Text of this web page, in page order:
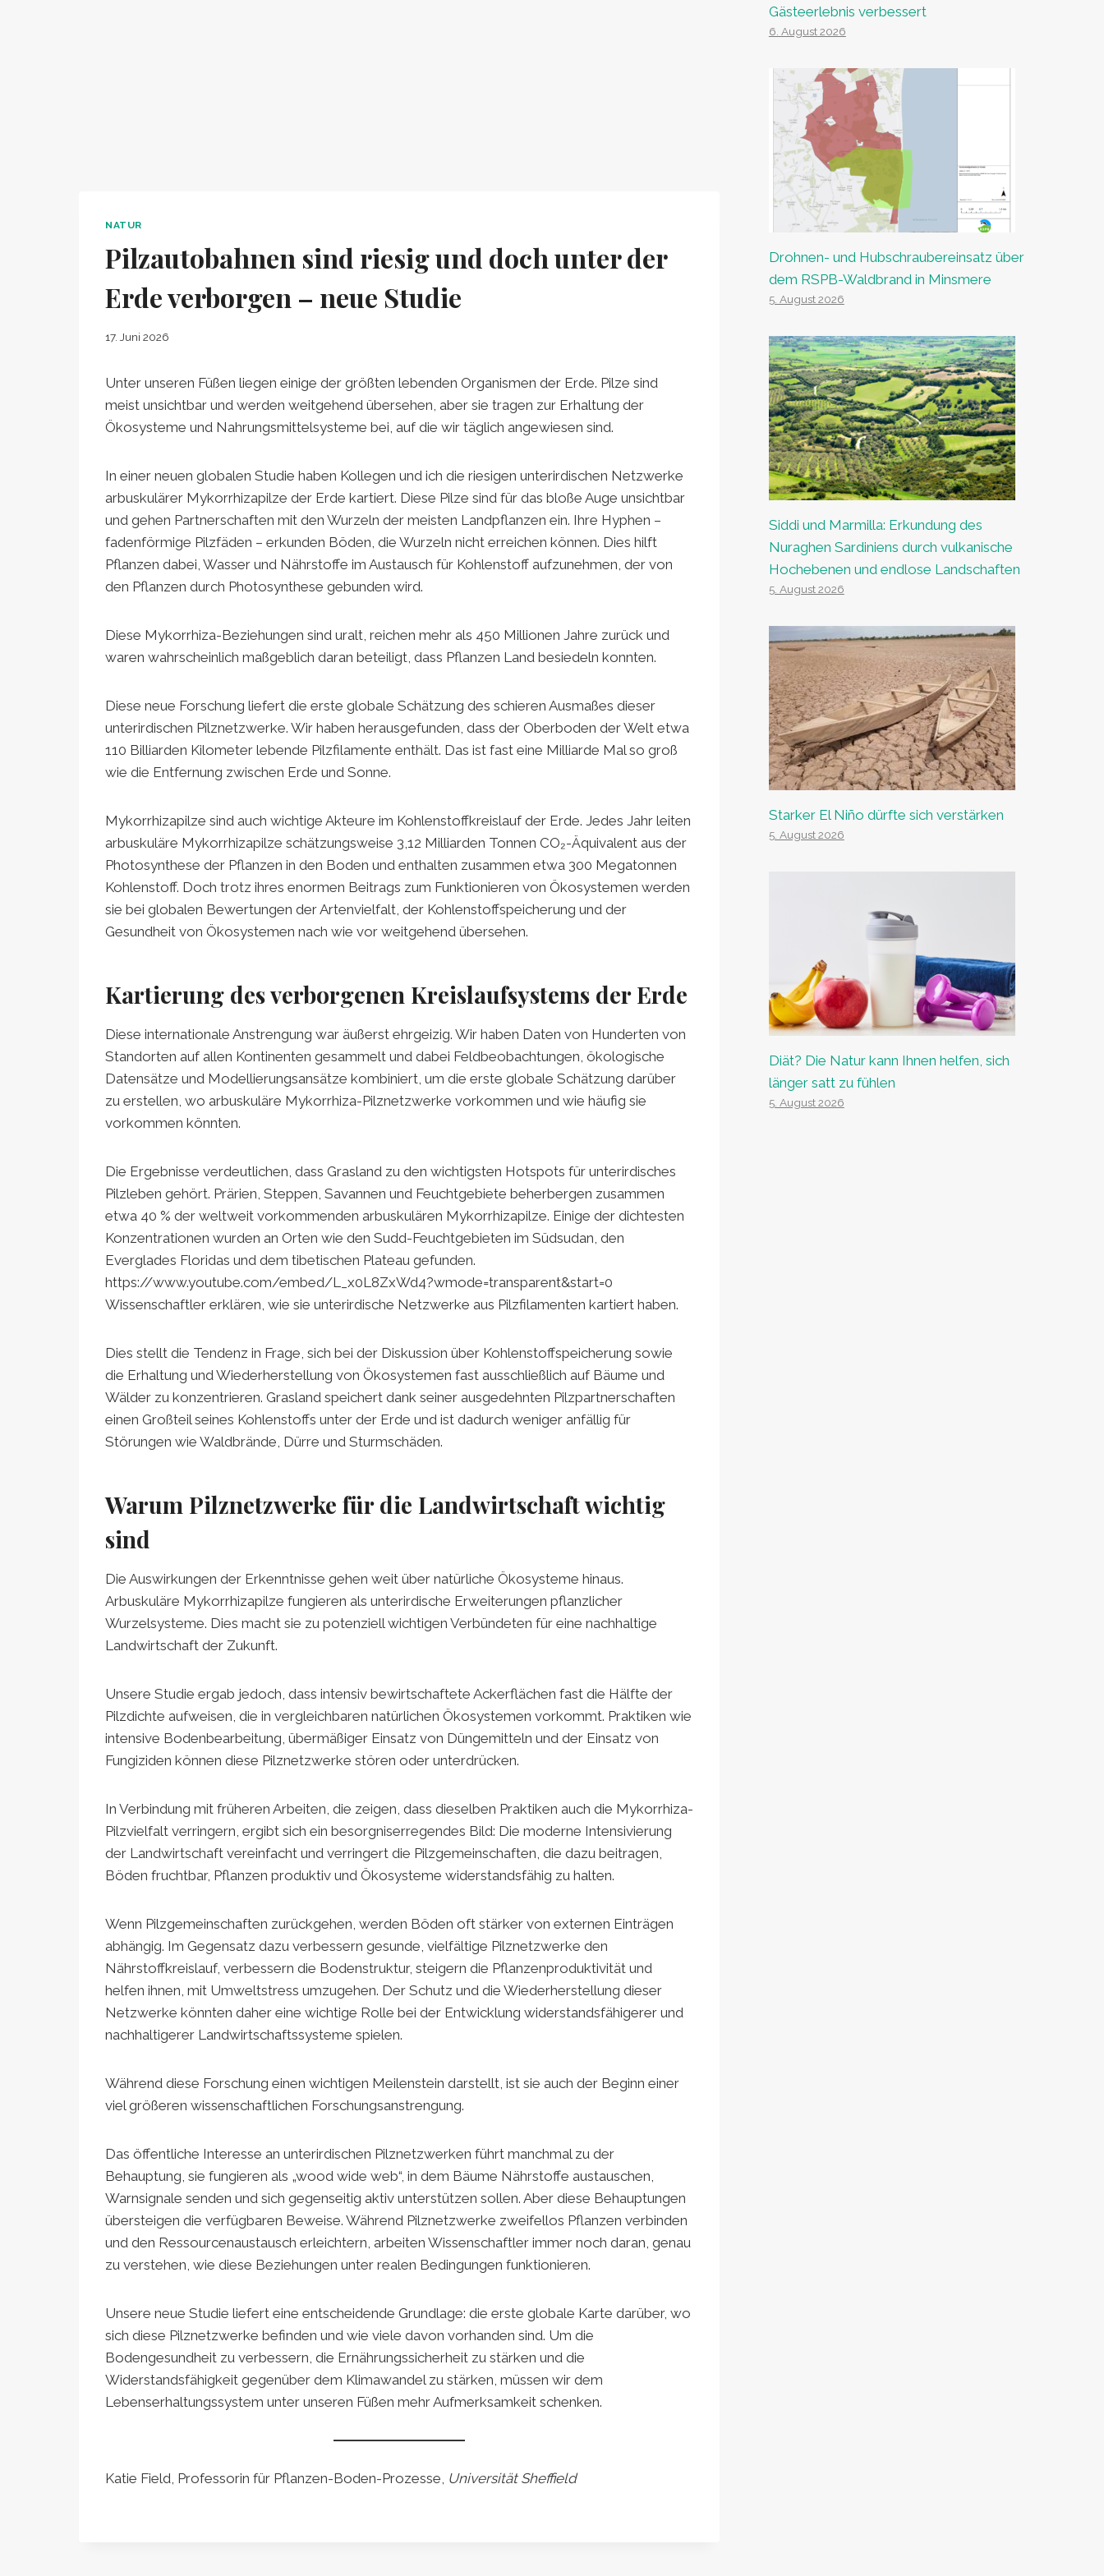
NATUR
Pilzautobahnen sind riesig und doch unter der
Erde verborgen – neue Studie
17. Juni 2026
Unter unseren Füßen liegen einige der größten lebenden Organismen der Erde. Pilze sind
meist unsichtbar und werden weitgehend übersehen, aber sie tragen zur Erhaltung der
Ökosysteme und Nahrungsmittelsysteme bei, auf die wir täglich angewiesen sind.
In einer neuen globalen Studie haben Kollegen und ich die riesigen unterirdischen Netzwerke
arbuskulärer Mykorrhizapilze der Erde kartiert. Diese Pilze sind für das bloße Auge unsichtbar
und gehen Partnerschaften mit den Wurzeln der meisten Landpflanzen ein. Ihre Hyphen –
fadenförmige Pilzfäden – erkunden Böden, die Wurzeln nicht erreichen können. Dies hilft
Pflanzen dabei, Wasser und Nährstoffe im Austausch für Kohlenstoff aufzunehmen, der von
den Pflanzen durch Photosynthese gebunden wird.
Diese Mykorrhiza-Beziehungen sind uralt, reichen mehr als 450 Millionen Jahre zurück und
waren wahrscheinlich maßgeblich daran beteiligt, dass Pflanzen Land besiedeln konnten.
Diese neue Forschung liefert die erste globale Schätzung des schieren Ausmaßes dieser
unterirdischen Pilznetzwerke. Wir haben herausgefunden, dass der Oberboden der Welt etwa
110 Billiarden Kilometer lebende Pilzfilamente enthält. Das ist fast eine Milliarde Mal so groß
wie die Entfernung zwischen Erde und Sonne.
Mykorrhizapilze sind auch wichtige Akteure im Kohlenstoffkreislauf der Erde. Jedes Jahr leiten
arbuskuläre Mykorrhizapilze schätzungsweise 3,12 Milliarden Tonnen CO₂-Äquivalent aus der
Photosynthese der Pflanzen in den Boden und enthalten zusammen etwa 300 Megatonnen
Kohlenstoff. Doch trotz ihres enormen Beitrags zum Funktionieren von Ökosystemen werden
sie bei globalen Bewertungen der Artenvielfalt, der Kohlenstoffspeicherung und der
Gesundheit von Ökosystemen nach wie vor weitgehend übersehen.
Kartierung des verborgenen Kreislaufsystems der Erde
Diese internationale Anstrengung war äußerst ehrgeizig. Wir haben Daten von Hunderten von
Standorten auf allen Kontinenten gesammelt und dabei Feldbeobachtungen, ökologische
Datensätze und Modellierungsansätze kombiniert, um die erste globale Schätzung darüber
zu erstellen, wo arbuskuläre Mykorrhiza-Pilznetzwerke vorkommen und wie häufig sie
vorkommen könnten.
Die Ergebnisse verdeutlichen, dass Grasland zu den wichtigsten Hotspots für unterirdisches
Pilzleben gehört. Prärien, Steppen, Savannen und Feuchtgebiete beherbergen zusammen
etwa 40 % der weltweit vorkommenden arbuskulären Mykorrhizapilze. Einige der dichtesten
Konzentrationen wurden an Orten wie den Sudd-Feuchtgebieten im Südsudan, den
Everglades Floridas und dem tibetischen Plateau gefunden.
https://www.youtube.com/embed/L_x0L8ZxWd4?wmode=transparent&start=0
Wissenschaftler erklären, wie sie unterirdische Netzwerke aus Pilzfilamenten kartiert haben.
Dies stellt die Tendenz in Frage, sich bei der Diskussion über Kohlenstoffspeicherung sowie
die Erhaltung und Wiederherstellung von Ökosystemen fast ausschließlich auf Bäume und
Wälder zu konzentrieren. Grasland speichert dank seiner ausgedehnten Pilzpartnerschaften
einen Großteil seines Kohlenstoffs unter der Erde und ist dadurch weniger anfällig für
Störungen wie Waldbrände, Dürre und Sturmschäden.
Warum Pilznetzwerke für die Landwirtschaft wichtig
sind
Die Auswirkungen der Erkenntnisse gehen weit über natürliche Ökosysteme hinaus.
Arbuskuläre Mykorrhizapilze fungieren als unterirdische Erweiterungen pflanzlicher
Wurzelsysteme. Dies macht sie zu potenziell wichtigen Verbündeten für eine nachhaltige
Landwirtschaft der Zukunft.
Unsere Studie ergab jedoch, dass intensiv bewirtschaftete Ackerflächen fast die Hälfte der
Pilzdichte aufweisen, die in vergleichbaren natürlichen Ökosystemen vorkommt. Praktiken wie
intensive Bodenbearbeitung, übermäßiger Einsatz von Düngemitteln und der Einsatz von
Fungiziden können diese Pilznetzwerke stören oder unterdrücken.
In Verbindung mit früheren Arbeiten, die zeigen, dass dieselben Praktiken auch die Mykorrhiza-
Pilzvielfalt verringern, ergibt sich ein besorgniserregendes Bild: Die moderne Intensivierung
der Landwirtschaft vereinfacht und verringert die Pilzgemeinschaften, die dazu beitragen,
Böden fruchtbar, Pflanzen produktiv und Ökosysteme widerstandsfähig zu halten.
Wenn Pilzgemeinschaften zurückgehen, werden Böden oft stärker von externen Einträgen
abhängig. Im Gegensatz dazu verbessern gesunde, vielfältige Pilznetzwerke den
Nährstoffkreislauf, verbessern die Bodenstruktur, steigern die Pflanzenproduktivität und
helfen ihnen, mit Umweltstress umzugehen. Der Schutz und die Wiederherstellung dieser
Netzwerke könnten daher eine wichtige Rolle bei der Entwicklung widerstandsfähigerer und
nachhaltigerer Landwirtschaftssysteme spielen.
Während diese Forschung einen wichtigen Meilenstein darstellt, ist sie auch der Beginn einer
viel größeren wissenschaftlichen Forschungsanstrengung.
Das öffentliche Interesse an unterirdischen Pilznetzwerken führt manchmal zu der
Behauptung, sie fungieren als „wood wide web“, in dem Bäume Nährstoffe austauschen,
Warnsignale senden und sich gegenseitig aktiv unterstützen sollen. Aber diese Behauptungen
übersteigen die verfügbaren Beweise. Während Pilznetzwerke zweifellos Pflanzen verbinden
und den Ressourcenaustausch erleichtern, arbeiten Wissenschaftler immer noch daran, genau
zu verstehen, wie diese Beziehungen unter realen Bedingungen funktionieren.
Unsere neue Studie liefert eine entscheidende Grundlage: die erste globale Karte darüber, wo
sich diese Pilznetzwerke befinden und wie viele davon vorhanden sind. Um die
Bodengesundheit zu verbessern, die Ernährungssicherheit zu stärken und die
Widerstandsfähigkeit gegenüber dem Klimawandel zu stärken, müssen wir dem
Lebenserhaltungssystem unter unseren Füßen mehr Aufmerksamkeit schenken.
Katie Field, Professorin für Pflanzen-Boden-Prozesse, Universität Sheffield
Gästeerlebnis verbessert
6. August 2026
Drohnen- und Hubschraubereinsatz über
dem RSPB-Waldbrand in Minsmere
5. August 2026
Siddi und Marmilla: Erkundung des
Nuraghen Sardiniens durch vulkanische
Hochebenen und endlose Landschaften
5. August 2026
Starker El Niño dürfte sich verstärken
5. August 2026
Diät? Die Natur kann Ihnen helfen, sich
länger satt zu fühlen
5. August 2026